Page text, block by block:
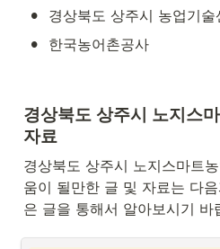
• 경상북도 상주시 농업기술
• 한국농어촌공사
경상북도 상주시 노지스
자료
경상북도 상주시 노지스마트
움이 될만한 글 및 자료는 다
은 글을 통해서 알아보시기 바